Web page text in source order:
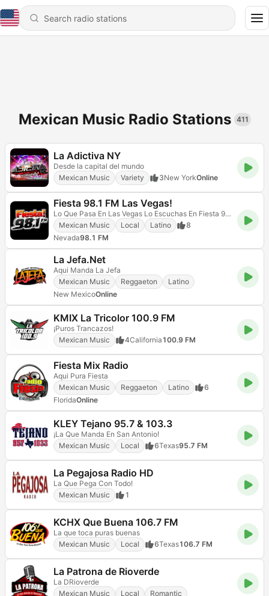
Mexican Music Radio Stations 411
La Adictiva NY
Desde la capital del mundo
Mexican Music
Variety 3New YorkOnline
Fiesta 98.1 FM Las Vegas!
Lo Que Pasa En Las Vegas Lo Escuchas En Fiesta 98.1FM
Mexican Music
Local Latino
8
Nevada98.1 FM
La Jefa.Net
Aqui Manda La Jefa
Mexican Music
Reggaeton
Latino
New MexicoOnline
KMIX La Tricolor 100.9 FM
¡Puros Trancazos!
Mexican Music
4California100.9 FM
Fiesta Mix Radio
Aqui Pura Fiesta
Mexican Music
Reggaeton Latino
6
FloridaOnline
KLEY Tejano 95.7 & 103.3
¡La Que Manda En San Antonio!
Mexican Music
Local 6Texas95.7 FM
La Pegajosa Radio HD
La Que Pega Con Todo!
Mexican Music
1
KCHX Que Buena 106.7 FM
La que toca puras buenas
Mexican Music
Local 6Texas106.7 FM
La Patrona de Rioverde
La DRioverde
Mexican Music
Local Romantic